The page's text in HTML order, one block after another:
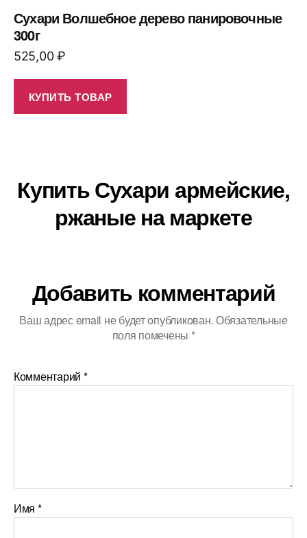
Сухари Волшебное дерево панировочные
300г
525,00₽
КУПИТЬ ТОВАР
Купить Сухари армейские,
ржаные на маркете
Добавить комментарий
Ваш адрес email не будет опубликован.Обязательные
поля помечены *
Комментарий *
Имя *